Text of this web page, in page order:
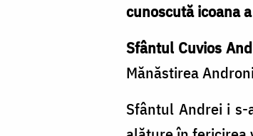
cunoscută icoana
Sfântul Cuvios
Mănăstirea
Sfântul Andrei i